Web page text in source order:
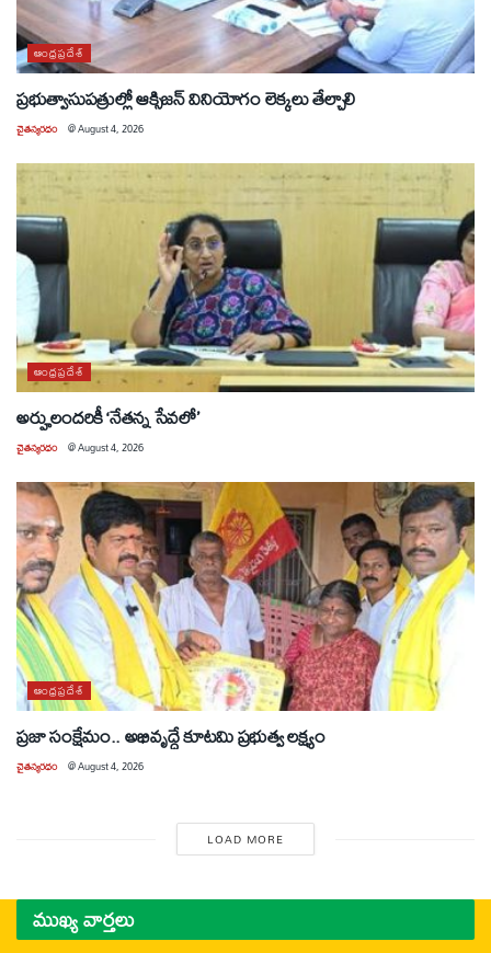
ఆంధ్రప్రదేశ్
ప్రభుత్వాసుపత్రుల్లో ఆక్సిజన్ వినియోగం లెక్కలు తేల్చాలి
చైతన్యరధం @August 4, 2026
ఆంధ్రప్రదేశ్
అర్హులందరికీ ‘నేతన్న సేవలో’
చైతన్యరధం @August 4, 2026
ఆంధ్రప్రదేశ్
ప్రజా సంక్షేమం.. అభివృద్ధే కూటమి ప్రభుత్వ లక్ష్యం
చైతన్యరధం @August 4, 2026
LOAD MORE
ముఖ్య వార్తలు